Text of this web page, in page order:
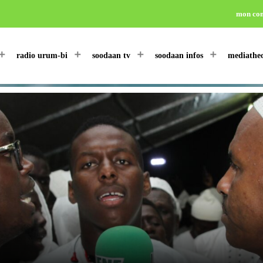
mon
radio urum-bi soodaan tv soodaan infos